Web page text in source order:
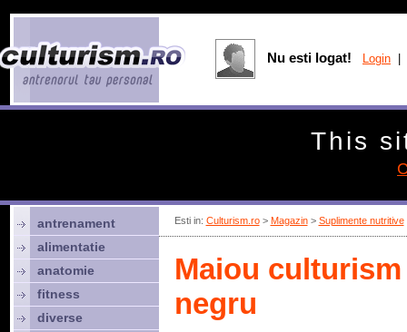
Esti in: Culturism.ro> Magazin> Suplimente nutritive
Maiou
negru
antrenament
alimentatie
anatomie
fitness
diverse
Nu esti logat! Login
This